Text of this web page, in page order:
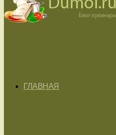
ГЛАВНАЯ